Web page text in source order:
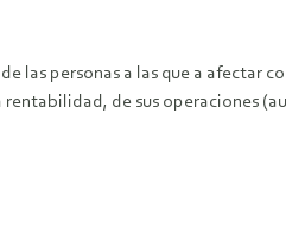
las personas a las que a afectar
de sus operaciones